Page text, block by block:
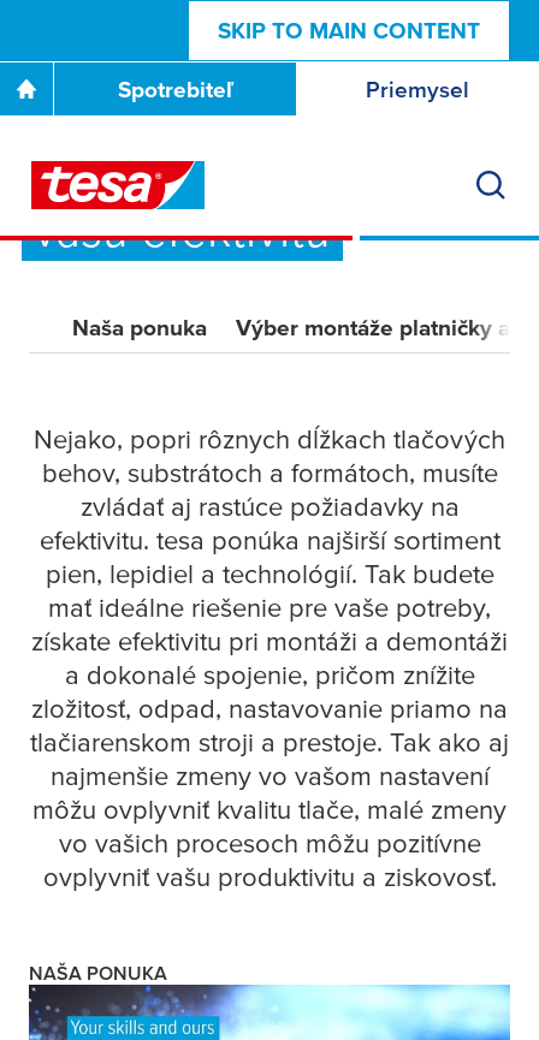
SKIP TO MAIN CONTENT
Spotrebiteľ Priemysel
Naša flexibilita prináša
vašu efektivitu
Naša ponuka Výber montáže platničky a
Nejako, popri rôznych dĺžkach tlačových
behov, substrátoch a formátoch, musíte
zvládať aj rastúce požiadavky na
efektivitu. tesa ponúka najširší sortiment
pien, lepidiel a technológií. Tak budete
mať ideálne riešenie pre vaše potreby,
získate efektivitu pri montáži a demontáži
a dokonalé spojenie, pričom znížite
zložitosť, odpad, nastavovanie priamo na
tlačiarenskom stroji a prestoje. Tak ako aj
najmenšie zmeny vo vašom nastavení
môžu ovplyvniť kvalitu tlače, malé zmeny
vo vašich procesoch môžu pozitívne
ovplyvniť vašu produktivitu a ziskovosť.
NAŠA PONUKA